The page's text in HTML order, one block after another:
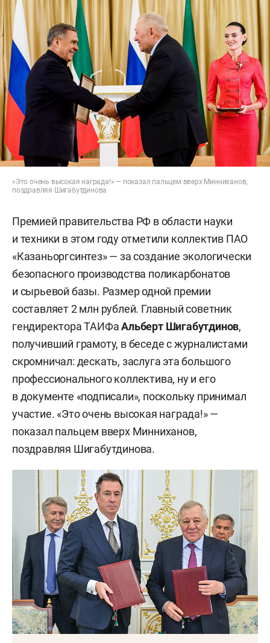
«Это очень высокая награда!» — показал пальцем вверх Минниханов,
поздравляя Шигабутдинова
Премией правительства РФ в области науки
и техники в этом году отметили коллектив ПАО
«Казаньоргсинтез» — за создание экологически
безопасного производства поликарбонатов
и сырьевой базы. Размер одной премии
составляет 2 млн рублей. Главный советник
гендиректора ТАИФаАльберт Шигабутдинов,
получивший грамоту, в беседе с журналистами
скромничал: дескать, заслуга эта большого
профессионального коллектива, ну и его
в документе «подписали», поскольку принимал
участие. «Это очень высокая награда!» —
показал пальцем вверх Минниханов,
поздравляя Шигабутдинова.